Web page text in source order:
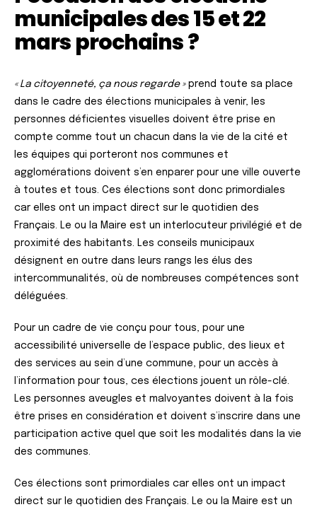
municipales des 15 et 22
mars prochains ?
« La citoyenneté, ça nous regarde »prend toute sa place
dans le cadre des élections municipales à venir, les
personnes déficientes visuelles doivent être prise en
compte comme tout un chacun dans la vie de la cité et
les équipes qui porteront nos communes et
agglomérations doivent s’en enparer pour une ville ouverte
à toutes et tous. Ces élections sont donc primordiales
car elles ont un impact direct sur le quotidien des
Français. Le ou la Maire est un interlocuteur privilégié et de
proximité des habitants. Les conseils municipaux
désignent en outre dans leurs rangs les élus des
intercommunalités, où de nombreuses compétences sont
déléguées.
Pour un cadre de vie conçu pour tous, pour une
accessibilité universelle de l’espace public, des lieux et
des services au sein d’une commune, pour un accès à
l’information pour tous, ces élections jouent un rôle-clé.
Les personnes aveugles et malvoyantes doivent à la fois
être prises en considération et doivent s’inscrire dans une
participation active quel que soit les modalités dans la vie
des communes.
Ces élections sont primordiales car elles ont un impact
direct sur le quotidien des Français. Le ou la Maire est un